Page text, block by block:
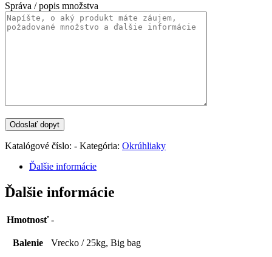
Správa / popis množstva
Katalógové číslo: - Kategória: Okrúhliaky
Ďalšie informácie
Ďalšie informácie
Hmotnosť -
Balenie Vrecko / 25kg, Big bag